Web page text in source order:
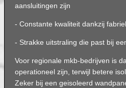
aansluitingen zijn
- Constante kwaliteit dankzij
- Strakke uitstraling die past bij
Voor regionale mkb-bedrijven is
operationeel zijn, terwijl betere
Zeker bij een geisoleerd